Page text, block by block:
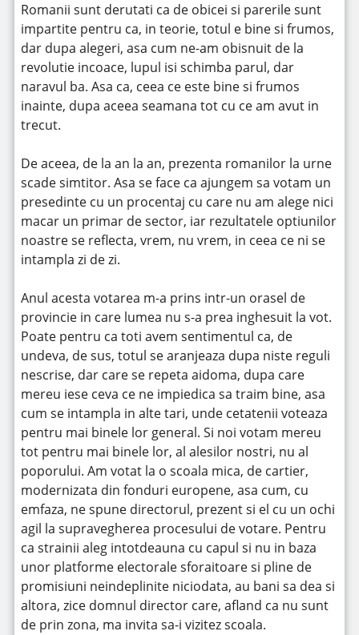
Romanii sunt derutati ca de obicei si parerile sunt
impartite pentru ca, in teorie, totul e bine si frumos,
dar dupa alegeri, asa cum ne-am obisnuit de la
revolutie incoace, lupul isi schimba parul, dar
naravul ba. Asa ca, ceea ce este bine si frumos
inainte, dupa aceea seamana tot cu ce am avut in
trecut.
De aceea, de la an la an, prezenta romanilor la urne
scade simtitor. Asa se face ca ajungem sa votam un
presedinte cu un procentaj cu care nu am alege nici
macar un primar de sector, iar rezultatele optiunilor
noastre se reflecta, vrem, nu vrem, in ceea ce ni se
intampla zi de zi.
Anul acesta votarea m-a prins intr-un orasel de
provincie in care lumea nu s-a prea inghesuit la vot.
Poate pentru ca toti avem sentimentul ca, de
undeva, de sus, totul se aranjeaza dupa niste reguli
nescrise, dar care se repeta aidoma, dupa care
mereu iese ceva ce ne impiedica sa traim bine, asa
cum se intampla in alte tari, unde cetatenii voteaza
pentru mai binele lor general. Si noi votam mereu
tot pentru mai binele lor, al alesilor nostri, nu al
poporului. Am votat la o scoala mica, de cartier,
modernizata din fonduri europene, asa cum, cu
emfaza, ne spune directorul, prezent si el cu un ochi
agil la supravegherea procesului de votare. Pentru
ca strainii aleg intotdeauna cu capul si nu in baza
unor platforme electorale sforaitoare si pline de
promisiuni neindeplinite niciodata, au bani sa dea si
altora, zice domnul director care, afland ca nu sunt
de prin zona, ma invita sa-i vizitez scoala.